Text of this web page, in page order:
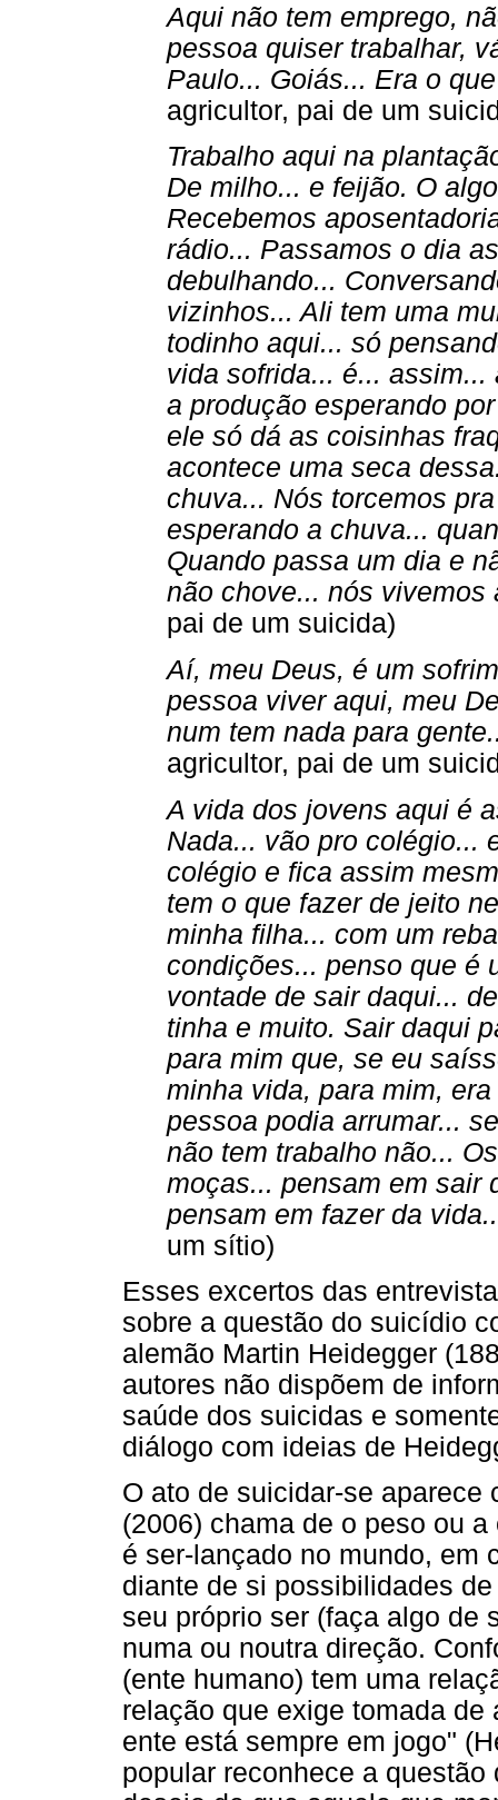
Aqui não tem emprego,
pessoa quiser trabalhar,
Paulo... Goiás... Era o
agricultor, pai de um
Trabalho aqui na
De milho... e feijão. O
Recebemos
rádio... Passamos o dia
debulhando...
vizinhos... Ali tem uma
todinho aqui... só
vida sofrida... é...
a produção esperando
ele só dá as coisinhas
acontece uma seca
chuva... Nós torcemos
esperando a chuva...
Quando passa um dia e
não chove... nós vivemos
pai de um suicida)
Aí, meu Deus, é um
pessoa viver aqui, meu
num tem nada para
agricultor, pai de um
A vida dos jovens aqui é
Nada... vão pro colégio...
colégio e fica assim
tem o que fazer de jeito
minha filha... com um
condições... penso que é
vontade de sair daqui...
tinha e muito. Sair daqui
para mim que, se eu
minha vida, para mim,
pessoa podia arrumar...
não tem trabalho não...
moças... pensam em sair
pensam em fazer da
um sítio)
Esses excertos das
sobre a questão do suicídio
alemão Martin Heidegger
autores não dispõem de
saúde dos suicidas e
diálogo com ideias de
O ato de suicidar-se aparece
(2006) chama de o peso ou
é ser-lançado no mundo, em
diante de si possibilidades
seu próprio ser (faça algo de
numa ou noutra direção.
(ente humano) tem uma
relação que exige tomada de
ente está sempre em jogo"
popular reconhece a